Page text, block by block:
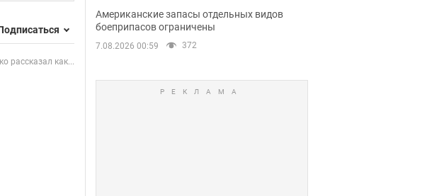
рассказал как...
Patriot
Американские запасы отдельных видов
боеприпасов ограничены
7.08.2026 00:59 372